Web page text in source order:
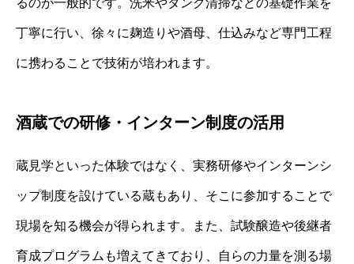
るのが一般的です。洗米やタンク清掃などの基礎作業を
丁寧に行い、徐々に麹造りや酒母、仕込みなど専門工程
に携わることで技術が培われます。
酒蔵での研修・インターン制度の活用
蔵見学といった体験ではなく、実務研修やインターンシ
ップ制度を設けている蔵もあり、そこに参加することで
現場を知る機会が得られます。また、試験醸造や後継者
育成プログラムも増えてきており、自らの力量を測る場